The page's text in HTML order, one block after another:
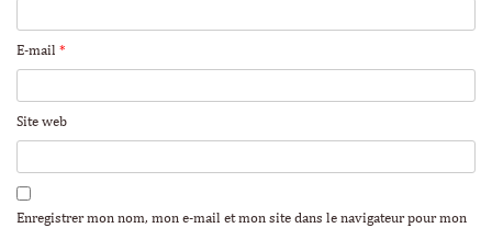
E-mail *
Site web
Enregistrer mon nom, mon e-mail et mon site dans le navigateur pour mon